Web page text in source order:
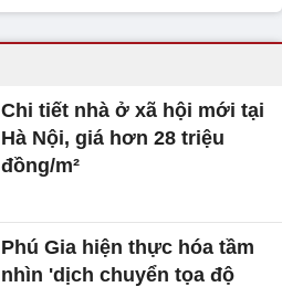
Chi tiết nhà ở xã hội mới tại
Hà Nội, giá hơn 28 triệu
đồng/m²
Phú Gia hiện thực hóa tầm
nhìn 'dịch chuyển tọa độ